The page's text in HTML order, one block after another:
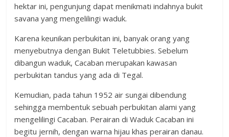
hektar ini, pengunjung dapat menikmati indahnya bukit
savana yang mengelilingi waduk.
Karena keunikan perbukitan ini, banyak orang yang
menyebutnya dengan Bukit Teletubbies. Sebelum
dibangun waduk, Cacaban merupakan kawasan
perbukitan tandus yang ada di Tegal.
Kemudian, pada tahun 1952 air sungai dibendung
sehingga membentuk sebuah perbukitan alami yang
mengelilingi Cacaban. Perairan di Waduk Cacaban ini
begitu jernih, dengan warna hijau khas perairan danau.